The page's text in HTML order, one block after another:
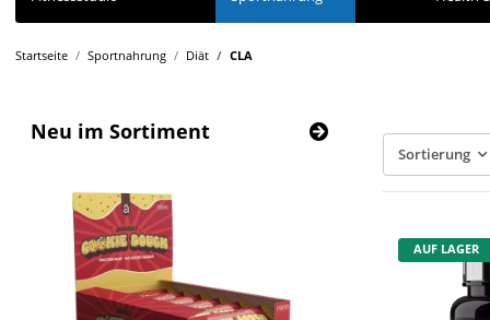
Startseite Sportnahrung Diät CLA
Sortierung
AUF LAGER
Neu im Sortiment